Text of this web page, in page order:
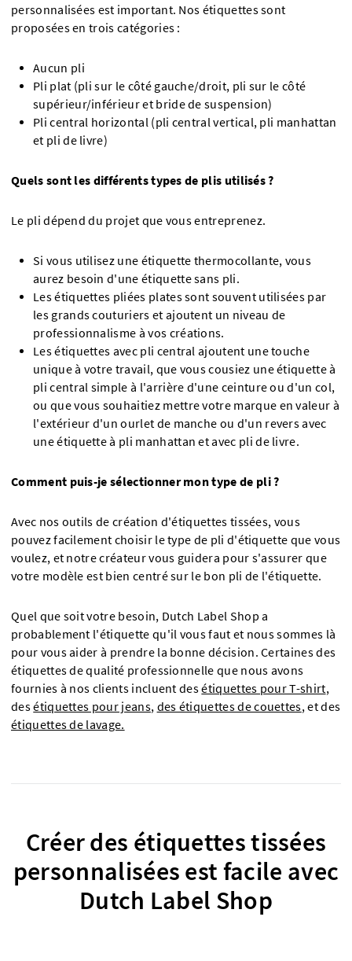
personnalisées est important. Nos étiquettes sont
proposées en trois catégories :
Aucun pli
Pli plat (pli sur le côté gauche/droit, pli sur le côté
supérieur/inférieur et bride de suspension)
Pli central horizontal (pli central vertical, pli manhattan
et pli de livre)
Quels sont les différents types de plis utilisés ?
Le pli dépend du projet que vous entreprenez.
Si vous utilisez une étiquette thermocollante, vous
aurez besoin d'une étiquette sans pli.
Les étiquettes pliées plates sont souvent utilisées par
les grands couturiers et ajoutent un niveau de
professionnalisme à vos créations.
Les étiquettes avec pli central ajoutent une touche
unique à votre travail, que vous cousiez une étiquette à
pli central simple à l'arrière d'une ceinture ou d'un col,
ou que vous souhaitiez mettre votre marque en valeur à
l'extérieur d'un ourlet de manche ou d'un revers avec
une étiquette à pli manhattan et avec pli de livre.
Comment puis-je sélectionner mon type de pli ?
Avec nos outils de création d'étiquettes tissées, vous
pouvez facilement choisir le type de pli d'étiquette que vous
voulez, et notre créateur vous guidera pour s'assurer que
votre modèle est bien centré sur le bon pli de l'étiquette.
Quel que soit votre besoin, Dutch Label Shop a
probablement l'étiquette qu'il vous faut et nous sommes là
pour vous aider à prendre la bonne décision. Certaines des
étiquettes de qualité professionnelle que nous avons
fournies à nos clients incluent desétiquettes pour T-shirt,
desétiquettes pour jeans, des étiquettes de couettes, et des
étiquettes de lavage.
Créer des étiquettes tissées
personnalisées est facile avec
Dutch Label Shop